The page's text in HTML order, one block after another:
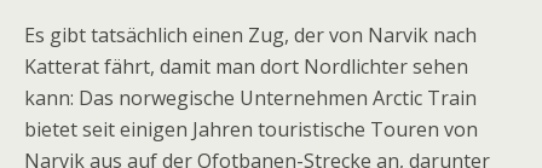
Es gibt tatsächlich einen Zug, der von Narvik nach
Katterat fährt, damit man dort Nordlichter sehen
kann: Das norwegische Unternehmen Arctic Train
bietet seit einigen Jahren touristische Touren von
Narvik aus auf der Ofotbanen-Strecke an, darunter